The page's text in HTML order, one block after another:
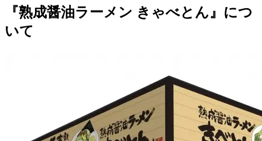
『熟成醤油ラーメン きゃべとん』につ
いて